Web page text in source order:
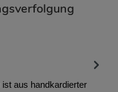
aus handkardierter